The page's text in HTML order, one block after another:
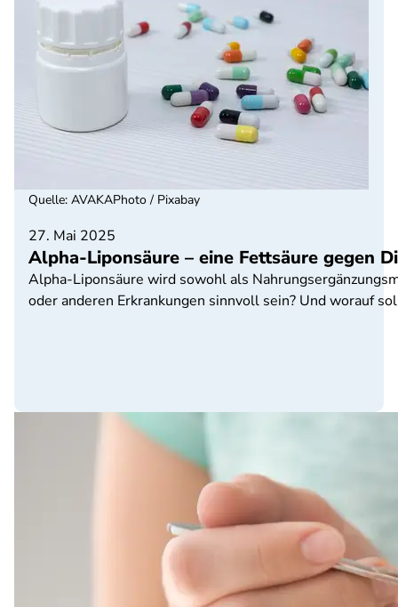
27. Mai 2025
Alpha-Liponsäure – eine Fettsäure gegen
Alpha-Liponsäure wird sowohl als
oder anderen Erkrankungen sinnvoll sein? Und worauf
Quelle: AVAKAPhoto / Pixabay